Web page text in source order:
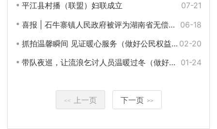
07-21
平江县村播（联盟）妇联成立
06-18
喜报 | 石牛寨镇人民政府被评为湖南省无偿献血工作先进单位
02-20
抓拍温馨瞬间 见证暖心服务（做好公民权益保护工作）
01-24
带队夜巡，让流浪乞讨人员温暖过冬（做好公民权益保护工作）
<< 上一页 下一页 >>